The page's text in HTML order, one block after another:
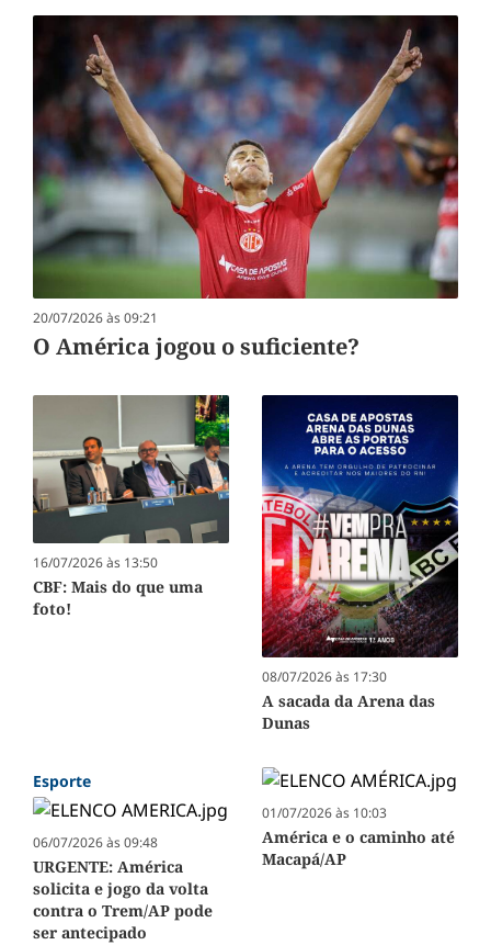
20/07/2026 às 09:21
O América jogou o suficiente?
16/07/2026 às 13:50
CBF: Mais do que uma
foto!
08/07/2026 às 17:30
A sacada da Arena das
Dunas
Esporte
06/07/2026 às 09:48
URGENTE: América
solicita e jogo da volta
contra o Trem/AP pode
ser antecipado
01/07/2026 às 10:03
América e o caminho até
Macapá/AP